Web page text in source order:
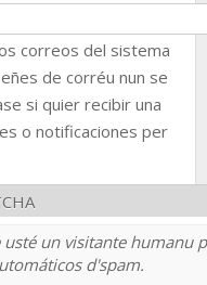
correos del sistema
de corréu nun se
si quier recibir una
o notificaciones per
un visitante humanu
d'spam.